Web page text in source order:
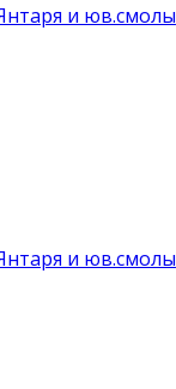
и юв.смолы
и юв.смолы